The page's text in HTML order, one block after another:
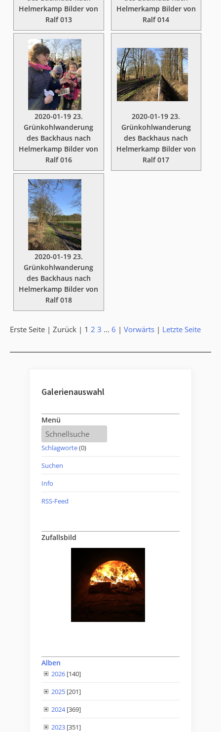
Helmerkamp Bilder von
Ralf 013
Helmerkamp Bilder von
Ralf 014
2020-01-19 23.
Grünkohlwanderung
des Backhaus nach
Helmerkamp Bilder von
Ralf 016
2020-01-19 23.
Grünkohlwanderung
des Backhaus nach
Helmerkamp Bilder von
Ralf 017
2020-01-19 23.
Grünkohlwanderung
des Backhaus nach
Helmerkamp Bilder von
Ralf 018
Erste Seite | Zurück | 1 2 3 ... 6 | Vorwärts | Letzte Seite
Galerienauswahl
Menü
Schlagworte(0)
Suchen
Info
RSS-Feed
Zufallsbild
Alben
2026 [140]
2025 [201]
2024[369]
2023 [351]